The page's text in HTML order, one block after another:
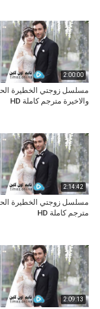
2:00:00
والاخيرة مترجم كاملة HD
2:14:42
مترجم كاملة HD
2:09:13